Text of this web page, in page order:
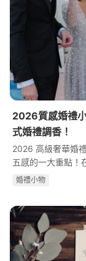
2026質感婚禮
式婚禮調香！
2026 高級奢華婚
五感的一大重點！
了餐點和佈景外
婚禮⼩物